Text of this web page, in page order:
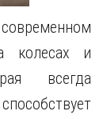
колесах и
всегда